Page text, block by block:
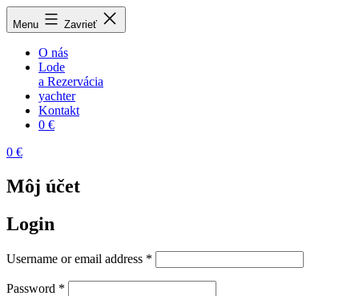
Menu Zavrieť
O nás
Lode
a Rezervácia
yachter
Kontakt
0 €
0 €
Môj účet
Login
Username or email address *
Password *